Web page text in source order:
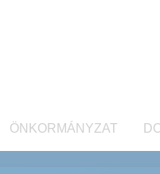
ÖNKORMÁNYZAT